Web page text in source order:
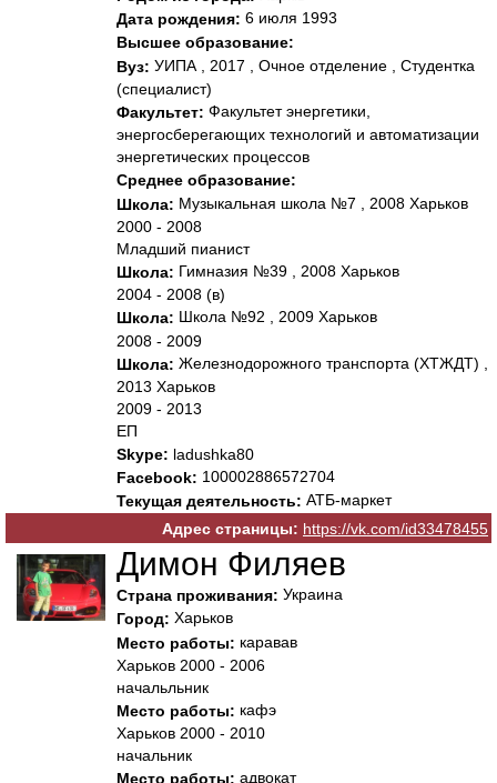
Дата рождения: 6 июля 1993
Высшее образование:
Вуз: УИПА , 2017 , Очное отделение , Студентка
(специалист)
Факультет: Факультет энергетики,
энергосберегающих технологий и автоматизации
энергетических процессов
Среднее образование:
Школа: Музыкальная школа №7 , 2008 Харьков
2000 - 2008
Младший пианист
Школа: Гимназия №39 , 2008 Харьков
2004 - 2008 (в)
Школа: Школа №92 , 2009 Харьков
2008 - 2009
Школа: Железнодорожного транспорта (ХТЖДТ) ,
2013 Харьков
2009 - 2013
ЕП
Skype: ladushka80
Facebook: 100002886572704
Текущая деятельность: АТБ-маркет
Адрес страницы: https://vk.com/id33478455
Димон Филяев
Страна проживания: Украина
Город: Харьков
Место работы: каравав
Харьков 2000 - 2006
начальльник
Место работы: кафэ
Харьков 2000 - 2010
начальник
Место работы: адвокат